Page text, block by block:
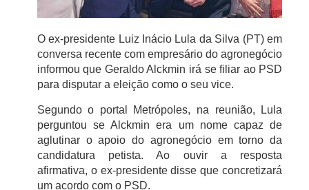
O ex-presidente Luiz Inácio Lula da Silva (PT) em
conversa recente com empresário do agronegócio
informou que Geraldo Alckmin irá se filiar ao PSD
para disputar a eleição como o seu vice.
Segundo o portal Metrópoles, na reunião, Lula
perguntou se Alckmin era um nome capaz de
aglutinar o apoio do agronegócio em torno da
candidatura petista. Ao ouvir a resposta
afirmativa, o ex-presidente disse que concretizará
um acordo com o PSD.